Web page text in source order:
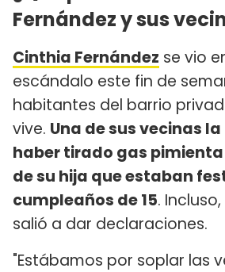
Fernández y sus
Cinthia Fernández se vio
escándalo este fin de
habitantes del barrio
vive. Una de sus vecinas
haber tirado gas
de su hija que estaban
cumpleaños de 15.
salió a dar declaraciones.
"Estábamos por soplar las